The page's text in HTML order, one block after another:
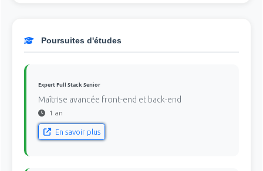
Poursuites d'études
Expert Full Stack Senior
Maîtrise avancée front-end et back-end
1 an
En savoir plus